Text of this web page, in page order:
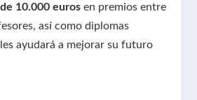
10.000 euros en premios entre
así como diplomas
ayudará a mejorar su futuro